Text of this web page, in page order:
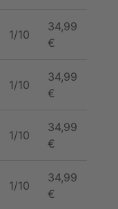
1/10
34,99
€
1/10
34,99
€
1/10
34,99
€
1/10
34,99
€